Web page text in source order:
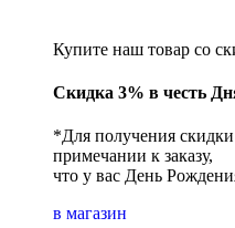
Купите наш товар со
Скидка 3% в честь
*Для получения
примечании к заказу,
что у вас День
в магазин